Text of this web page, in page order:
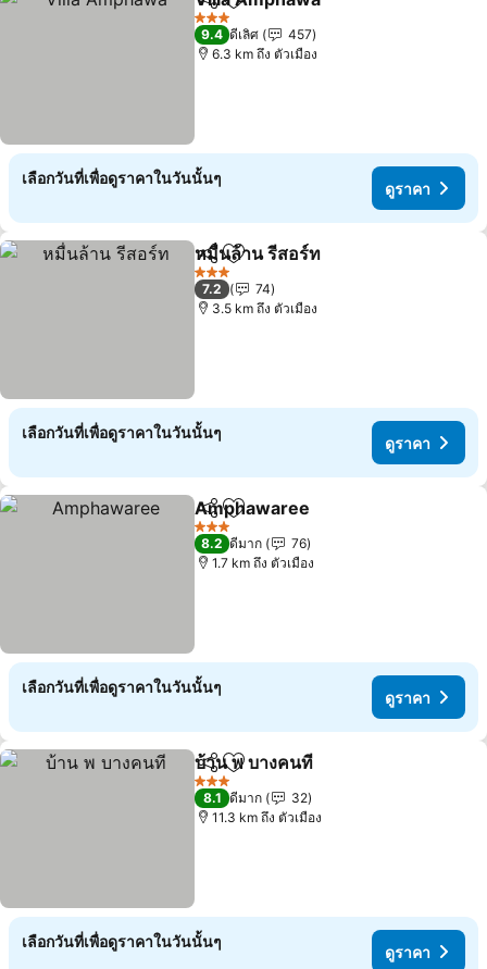
แชร์ เพิ่มในรายการโปรด
3 ดาว
9.4 ดีเลิศ
457
6.3 km ถึง ตัวเมือง
เลือกวันที่เพื่อดูราคาในวันนั้นๆ
ดูราคา
แชร์ เพิ่มในรายการโปรด
หมื่นล้าน รีสอร์ท
3 ดาว
7.2
74
3.5 km ถึง ตัวเมือง
เลือกวันที่เพื่อดูราคาในวันนั้นๆ
ดูราคา
แชร์ เพิ่มในรายการโปรด
Amphawaree
3 ดาว
8.2 ดีมาก
76
1.7 km ถึง ตัวเมือง
เลือกวันที่เพื่อดูราคาในวันนั้นๆ
ดูราคา
แชร์ เพิ่มในรายการโปรด
บ้าน พ บางคนที
3 ดาว
8.1 ดีมาก
32
11.3 km ถึง ตัวเมือง
เลือกวันที่เพื่อดูราคาในวันนั้นๆ
ดูราคา